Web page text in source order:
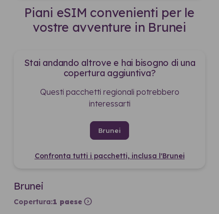
Piani eSIM convenienti per le
vostre avventure in Brunei
Stai andando altrove e hai bisogno di una
copertura aggiuntiva?
Questi pacchetti regionali potrebbero
interessarti
Brunei
Confronta tutti i pacchetti, inclusa l'Brunei
Brunei
Copertura:1 paese expand_circle_right